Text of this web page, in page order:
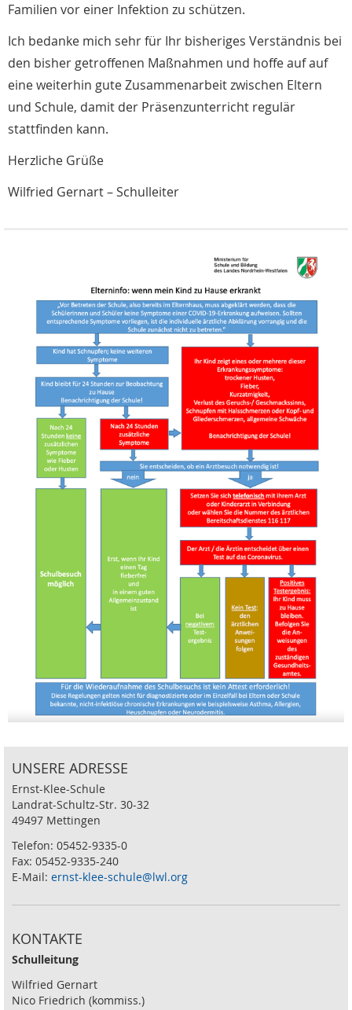
Familien vor einer Infektion zu schützen.
Ich bedanke mich sehr für Ihr bisheriges Verständnis bei
den bisher getroffenen Maßnahmen und hoffe auf auf
eine weiterhin gute Zusammenarbeit zwischen Eltern
und Schule, damit der Präsenzunterricht regulär
stattfinden kann.
Herzliche Grüße
Wilfried Gernart – Schulleiter
UNSERE ADRESSE
Ernst-Klee-Schule
Landrat-Schultz-Str. 30-32
49497 Mettingen
Telefon: 05452-9335-0
Fax: 05452-9335-240
E-Mail: ernst-klee-schule@lwl.org
KONTAKTE
Schulleitung
Wilfried Gernart
Nico Friedrich (kommiss.)